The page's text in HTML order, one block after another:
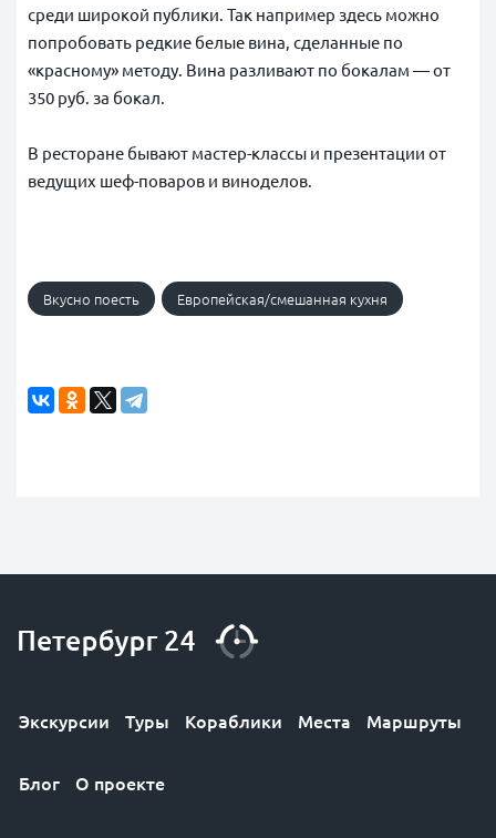
среди широкой публики. Так например здесь можно
попробовать редкие белые вина, сделанные по
«красному» методу. Вина разливают по бокалам — от
350 руб. за бокал.
В ресторане бывают мастер-классы и презентации от
ведущих шеф-поваров и виноделов.
Вкусно поесть Европейская/cмешанная кухня
Экскурсии Туры Кораблики Места Маршруты
Блог О проекте